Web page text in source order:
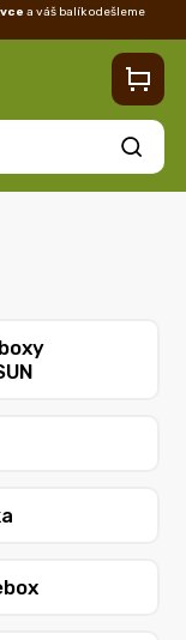
a váš balík odešleme
Vrácení/reklamace
Hledat